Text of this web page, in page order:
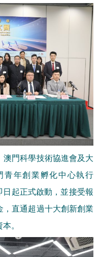
門科學技術協進會及大
年創業孵化中心執行
日起正式啟動，並接受報
直通超過十大創新創業
。